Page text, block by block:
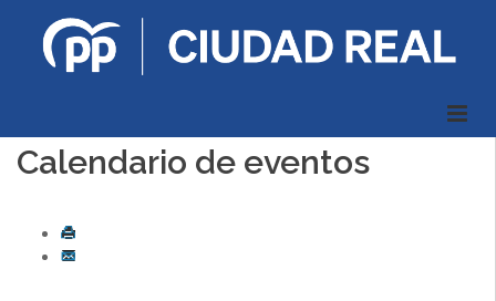
Calendario de eventos